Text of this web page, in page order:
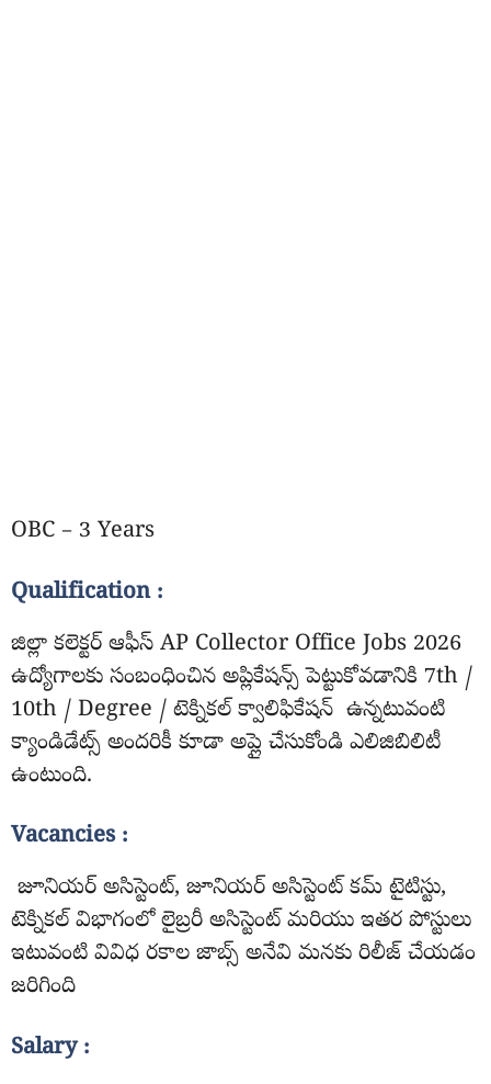
OBC – 3 Years
Qualification :
జిల్లా కలెక్టర్ ఆఫీస్ AP Collector Office Jobs 2026
ఉద్యోగాలకు సంబంధించిన అప్లికేషన్స్ పెట్టుకోవడానికి 7th /
10th / Degree / టెక్నికల్ క్వాలిఫికేషన్ ఉన్నటువంటి
క్యాండిడేట్స్ అందరికీ కూడా అప్లై చేసుకోండి ఎలిజిబిలిటీ
ఉంటుంది.
Vacancies :
జూనియర్ అసిస్టెంట్, జూనియర్ అసిస్టెంట్ కమ్ టైటిస్టు,
టెక్నికల్ విభాగంలో లైబ్రరీ అసిస్టెంట్ మరియు ఇతర పోస్టులు
ఇటువంటి వివిధ రకాల జాబ్స్ అనేవి మనకు రిలీజ్ చేయడం
జరిగింది
Salary :